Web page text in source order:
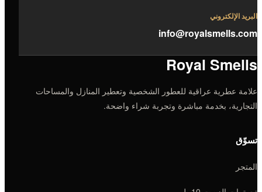
البريد الإلكتروني
info@royalsmells.com
Royal Smells
علامة عطرية عراقية للعطور الشخصية وتعطير المنازل والمساحات
التجارية، بخدمة مباشرة وتجربة شراء واضحة.
تسوّق
المتجر